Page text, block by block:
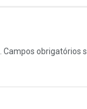
Campos obrigatórios